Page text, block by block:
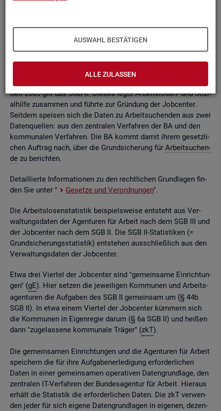
AUSWAHL BESTÄTIGEN
ALLE ZULASSEN
Grund­la­ge kön­nen Be­stän­de, Zu- und Ab­gän­ge,Dau­ern, Leis­
tungs­hö­hen und viele an­de­re sta­tis­ti­sche Mess­grö­ßen er­mit­
telt wer­den. Die Werte lie­gen re­gio­nal tief ge­glie­dert und
nach viel­fäl­ti­gen so­zio­de­mo­gra­fi­schen und er­werbs­bio­gra­fi­
Seit 2005 gilt das SGB II. Die­ses legte Ar­beits­lo­sen- und So­zi­
al­hil­fe zu­sam­men und führ­te zur Grün­dung der Job­cen­ter.
Seit­dem spei­sen sich die Daten zu Ar­beit­su­chen­den aus zwei
Da­ten­quel­len: aus den zen­tra­len Ver­fah­ren der BA und den
kom­mu­na­len Ver­fah­ren. Die BA kommt damit ihrem ge­setz­li­
chen Auf­trag nach, über die Grund­si­che­rung für Ar­beit­su­chen­
de zu be­rich­ten.
De­tail­lier­te In­for­ma­tio­nen zu den recht­li­chen Grund­la­gen fin­
den Sie unter "
Ge­set­ze und Ver­ord­nun­gen".
Die Ar­beits­lo­sen­sta­tis­tik bei­spiels­wei­se ent­steht aus Ver­
wal­tungs­da­ten der Agen­tu­ren für Ar­beit nach dem SGB III und
der Job­cen­ter nach dem SGB II. Die SGB II-Sta­tis­ti­ken (=
Grund­si­che­rungs­sta­tis­tik) ent­ste­hen aus­schlie­ß­lich aus den
Ver­wal­tungs­da­ten der Job­cen­ter.
Etwa drei Vier­tel der Job­cen­ter sind "ge­mein­sa­me Ein­rich­tun­
gen" (gE). Hier set­zen die je­wei­li­gen Kom­mu­nen und Ar­beits­
agen­tu­ren die Auf­ga­ben des SGB II ge­mein­sam um (§ 44b
SGB II). In etwa einem Vier­tel der Job­cen­ter küm­mern sich
die Kom­mu­nen in Ei­gen­re­gie darum (§ 6a SGB II) und hei­ßen
dann "zu­ge­las­se­ne kom­mu­na­le Trä­ger" (zkT).
Die ge­mein­sa­men Ein­rich­tun­gen und die Agen­tu­ren für Ar­beit
spei­chern die für ihre Auf­ga­ben­er­le­di­gung er­for­der­li­chen
Daten in einer ge­mein­sa­men ope­ra­ti­ven Da­ten­grund­la­ge, den
zen­tra­len IT-Ver­fah­ren der Bun­des­agen­tur für Ar­beit. Hier­aus
er­hält die Sta­tis­tik die er­for­der­li­chen Daten. Die zkT ver­wen­
den jeder für sich ei­ge­ne Da­ten­grund­la­gen in ei­ge­nen, de­zen­